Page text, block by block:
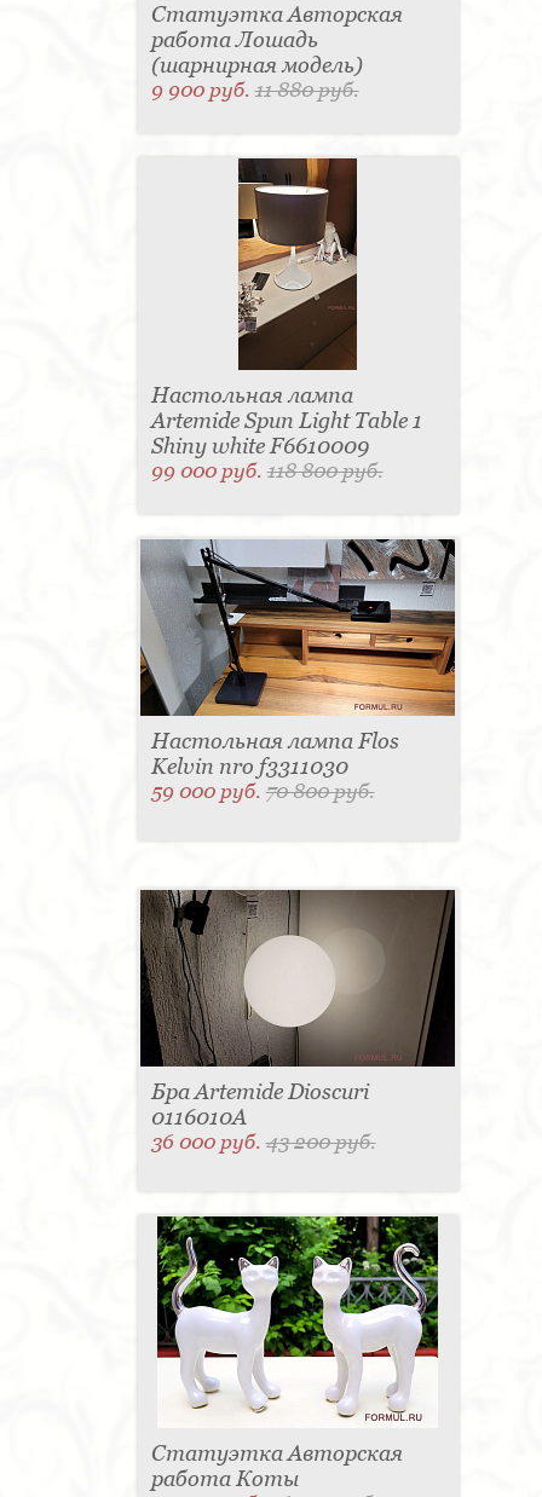
Статуэтка Авторская
работа Лошадь
(шарнирная модель)
9 900 руб.11 880 руб.
Настольная лампа
Artemide Spun Light Table 1
Shiny white F6610009
99 000 руб.118 800 руб.
Настольная лампа Flos
Kelvin nro f3311030
59 000 руб.70 800 руб.
Бра Artemide Dioscuri
0116010A
36 000 руб.43 200 руб.
Статуэтка Авторская
работа Коты